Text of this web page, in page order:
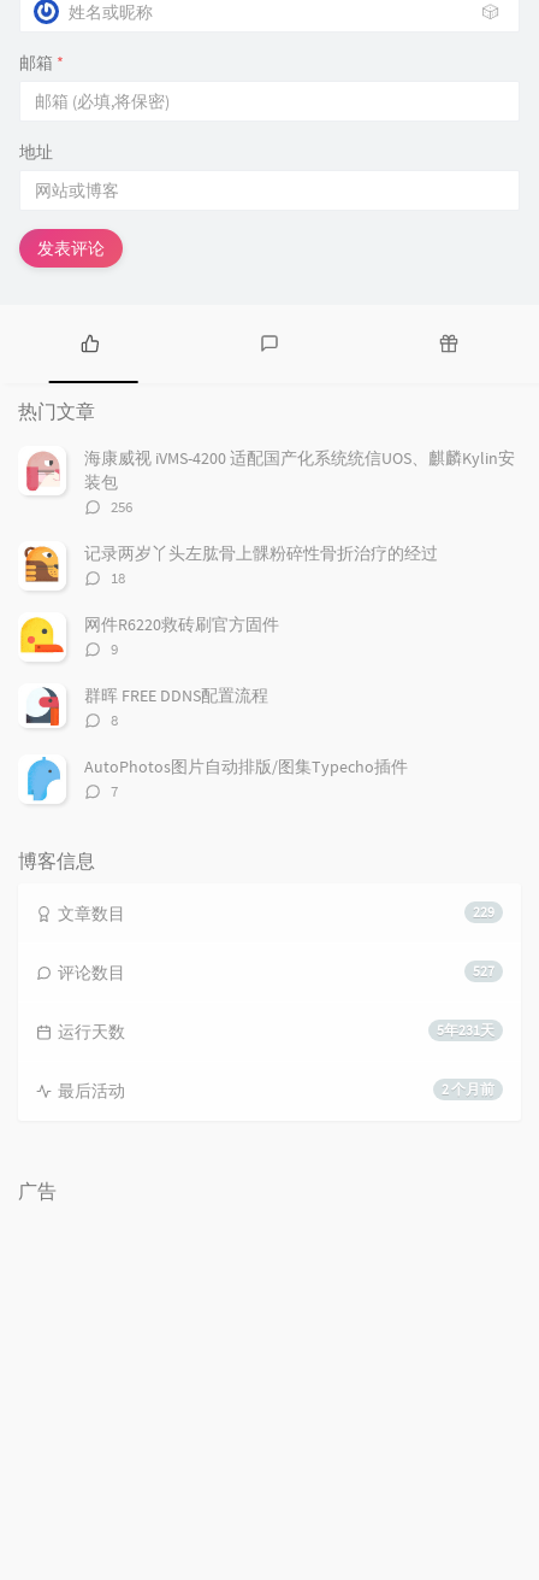
🎲
邮箱 *
地址
发表评论
热
门
文
章
论
章
热门文章
海康威视 iVMS-4200 适配国产化系统统信UOS、麒麟Kylin安
装包
评
数：
256
记录两岁丫头左肱骨上髁粉碎性骨折治疗的经过
评
数：
18
网件R6220救砖刷官方固件
评
数：
9
群晖 FREE DDNS配置流程
评
数：
8
AutoPhotos图片自动排版/图集Typecho插件
评
7
博客信息
229
文章数目
527
评论数目
5年231天
运行天数
2 个月前
最后活动
广告